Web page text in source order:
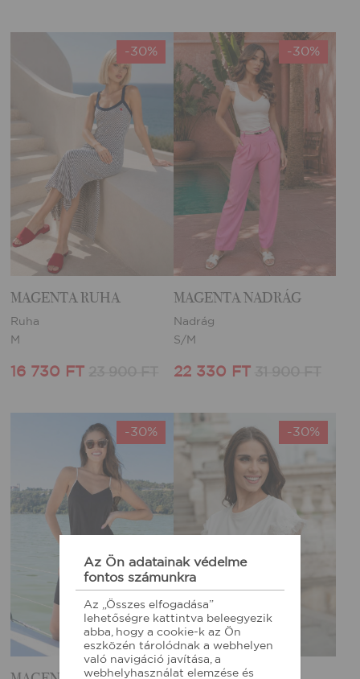
-30%
MAGENTA RUHA
Ruha
M
16 730 FT
-30%
MAGENTA NADRÁG
Nadrág
S/M
22 330 FT
-30% -30%
Az Ön adatainak védelme
fontos számunkra
Az „Összes elfogadása”
lehetőségre kattintva beleegyezik
abba, hogy a cookie-k az Ön
eszközén tárolódnak a webhelyen
való navigáció javítása, a
webhelyhasználat elemzése és